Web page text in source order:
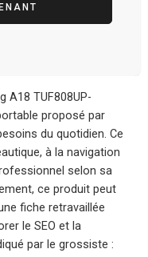
A18 TUF808UP-
proposé par
du quotidien. Ce
à la navigation
selon sa
ce produit peut
fiche retravaillée
le SEO et la
par le grossiste :